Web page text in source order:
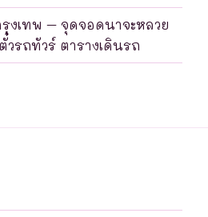
งเทพ – จุดจอดนาจะหลวย
รถทัวร์ ตารางเดินรถ